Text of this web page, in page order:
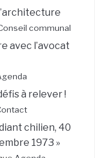
communal
avec l’avocat
à relever !
chilien, 40
1973 »